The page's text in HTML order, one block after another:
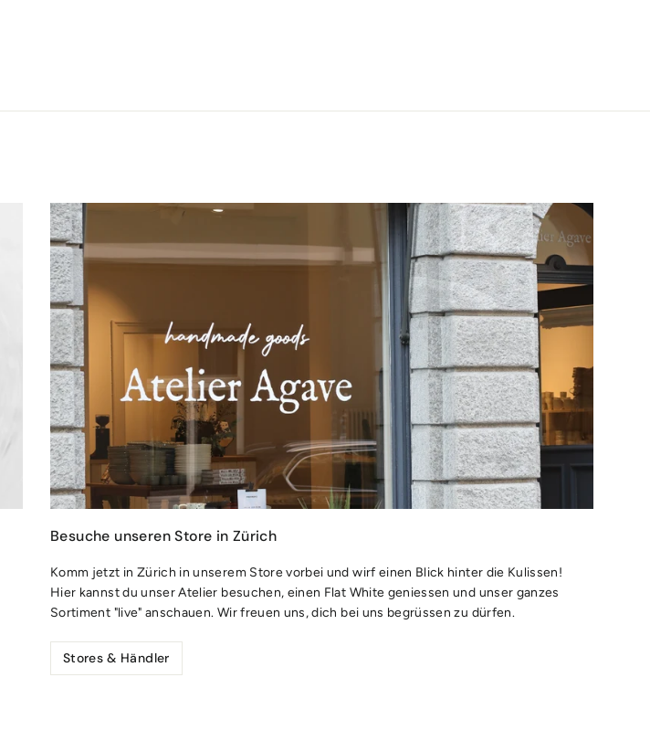
Besuche unseren Store in Zürich
Komm jetzt in Zürich in unserem Store vorbei und wirf einen Blick hinter die Kulissen!
Hier kannst du unser Atelier besuchen, einen Flat White geniessen und unser ganzes
Sortiment "live" anschauen. Wir freuen uns, dich bei uns begrüssen zu dürfen.
Stores & Händler